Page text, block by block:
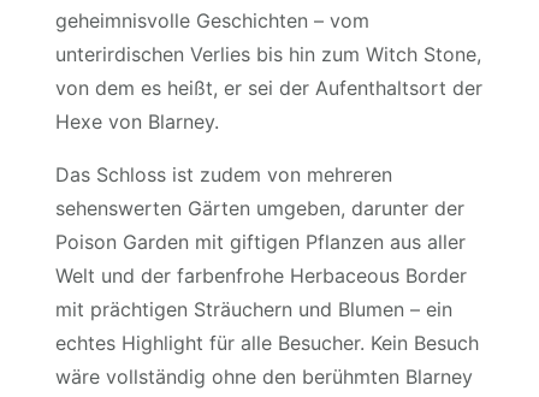
geheimnisvolle Geschichten – vom
unterirdischen Verlies bis hin zum Witch Stone,
von dem es heißt, er sei der Aufenthaltsort der
Hexe von Blarney.
Das Schloss ist zudem von mehreren
sehenswerten Gärten umgeben, darunter der
Poison Garden mit giftigen Pflanzen aus aller
Welt und der farbenfrohe Herbaceous Border
mit prächtigen Sträuchern und Blumen – ein
echtes Highlight für alle Besucher. Kein Besuch
wäre vollständig ohne den berühmten Blarney